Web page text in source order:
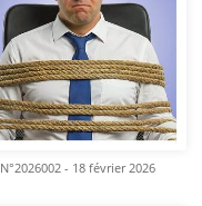
N°2026002 - 18 février 2026